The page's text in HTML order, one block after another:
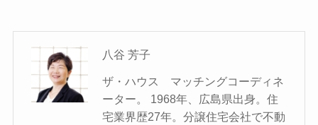
八谷 芳子
ザ・ハウス マッチングコーディネ
ーター。 1968年、広島県出身。住
宅業界歴27年。分譲住宅会社で不動